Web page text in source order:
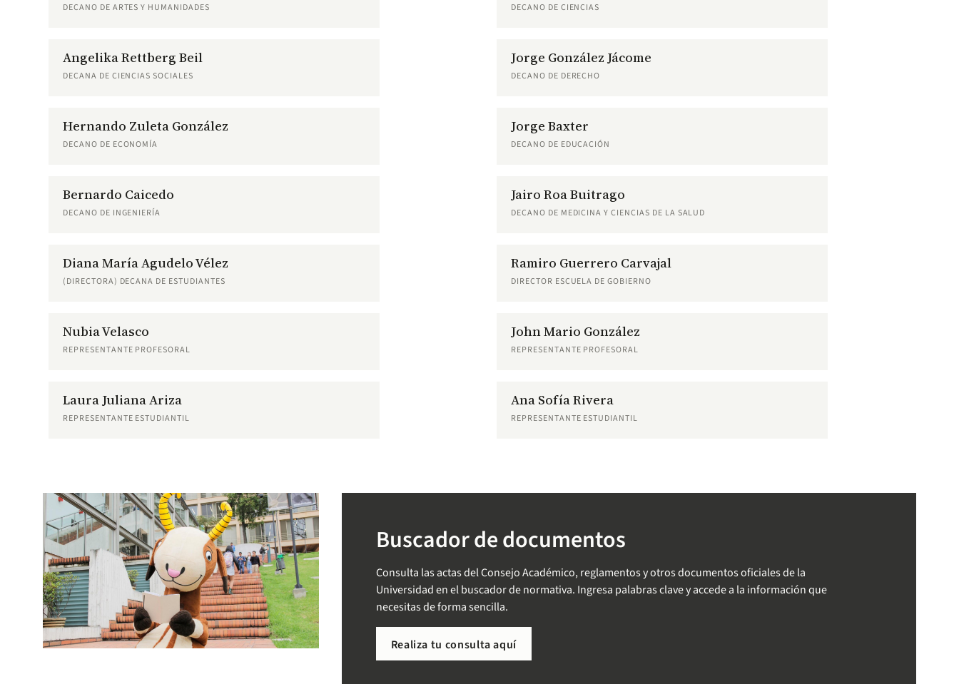
DECANO DE ARTES Y HUMANIDADES
Angelika Rettberg Beil
DECANA DE CIENCIAS SOCIALES
Hernando Zuleta González
DECANO DE ECONOMÍA
Bernardo Caicedo
DECANO DE INGENIERÍA
Diana María Agudelo Vélez
(DIRECTORA) DECANA DE ESTUDIANTES
Nubia Velasco
REPRESENTANTE PROFESORAL
Laura Juliana Ariza
REPRESENTANTE ESTUDIANTIL
DECANO DE CIENCIAS
Jorge González Jácome
DECANO DE DERECHO
Jorge Baxter
DECANO DE EDUCACIÓN
Jairo Roa Buitrago
DECANO DE MEDICINA Y CIENCIAS DE LA SALUD
Ramiro Guerrero Carvajal
DIRECTOR ESCUELA DE GOBIERNO
John Mario González
REPRESENTANTE PROFESORAL
Ana Sofía Rivera
REPRESENTANTE ESTUDIANTIL
Buscador de documentos
Consulta las actas del Consejo Académico, reglamentos y otros documentos oficiales de la
Universidad en el buscador de normativa. Ingresa palabras clave y accede a la información que
necesitas de forma sencilla.
Realiza tu consulta aquí